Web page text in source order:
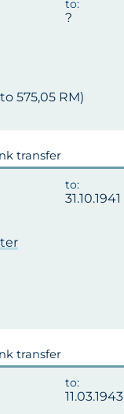
575,05 RM)
transfer
31.10.1941
transfer
11.03.1943